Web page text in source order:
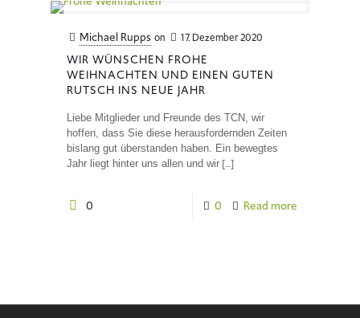
Michael Rupps on 17. Dezember 2020
WIR WÜNSCHEN FROHE
WEIHNACHTEN UND EINEN GUTEN
RUTSCH INS NEUE JAHR
Liebe Mitglieder und Freunde des TCN, wir
hoffen, dass Sie diese herausfordernden Zeiten
bislang gut überstanden haben. Ein bewegtes
Jahr liegt hinter uns allen und wir […]
0 0 Read more